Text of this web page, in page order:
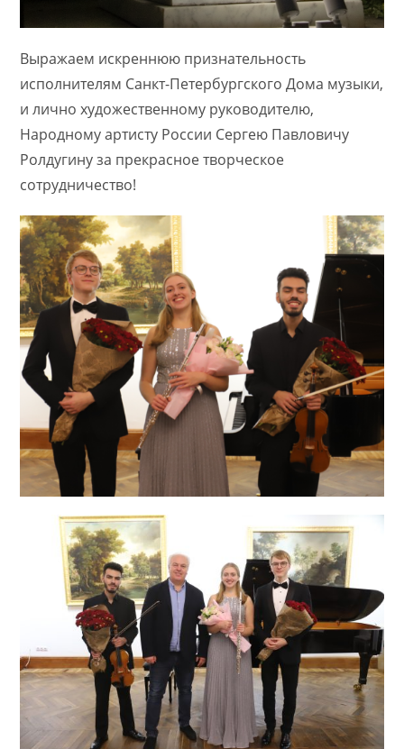
Выражаем искреннюю признательность
исполнителям Санкт-Петербургского Дома музыки,
и лично художественному руководителю,
Народному артисту России Сергею Павловичу
Ролдугину за прекрасное творческое
сотрудничество!